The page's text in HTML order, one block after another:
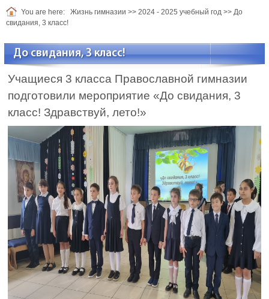
You are here: Жизнь гимназии >> 2024 - 2025 учебный год >> До
свидания, 3 класс!
До свидания, 3 класс!
Учащиеся 3 класса Православной гимназии
подготовили мероприятие «До свидания, 3
класс! Здравствуй, лето!»